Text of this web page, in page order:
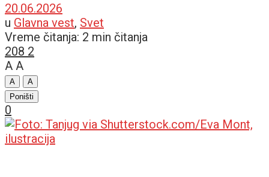
20.06.2026
u Glavna vest, Svet
Vreme čitanja: 2 min čitanja
208 2
A A
A
A
Poništi
0